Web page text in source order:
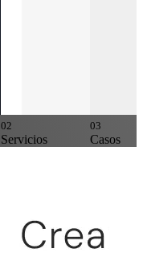
02
Servicios
03
Casos